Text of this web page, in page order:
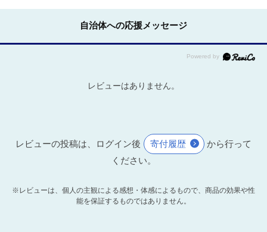
自治体への応援メッセージ
レビューはありません。
レビューの投稿は、ログイン後 寄付履歴
から行って
ください。
※レビューは、個人の主観による感想・体感によるもので、商品の効果や性
能を保証するものではありません。